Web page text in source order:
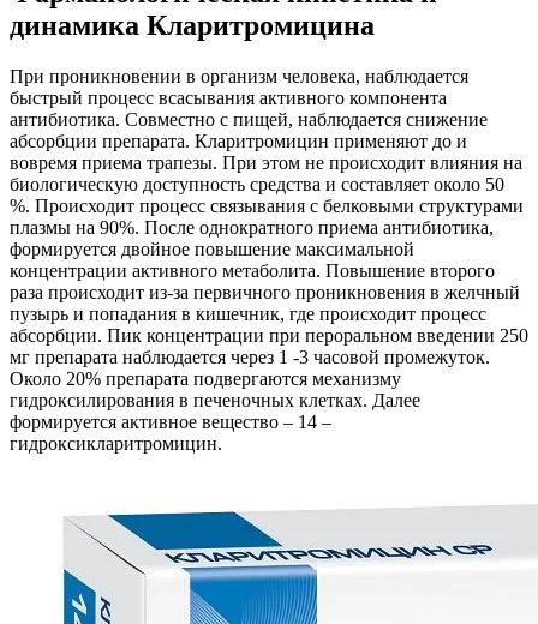
динамика Кларитромицина
При проникновении в организм человека, наблюдается
быстрый процесс всасывания активного компонента
антибиотика. Совместно с пищей, наблюдается снижение
абсорбции препарата. Кларитромицин применяют до и
вовремя приема трапезы. При этом не происходит влияния на
биологическую доступность средства и составляет около 50
%. Происходит процесс связывания с белковыми структурами
плазмы на 90%. После однократного приема антибиотика,
формируется двойное повышение максимальной
концентрации активного метаболита. Повышение второго
раза происходит из-за первичного проникновения в желчный
пузырь и попадания в кишечник, где происходит процесс
абсорбции. Пик концентрации при пероральном введении 250
мг препарата наблюдается через 1 -3 часовой промежуток.
Около 20% препарата подвергаются механизму
гидроксилирования в печеночных клетках. Далее
формируется активное вещество – 14 –
гидроксикларитромицин.